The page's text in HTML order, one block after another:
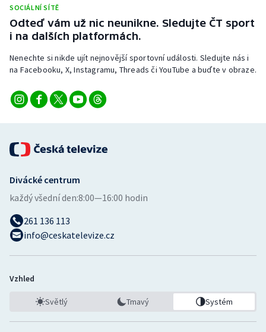
SOCIÁLNÍ SÍTĚ
Odteď vám už nic neunikne. Sledujte ČT sport
i na dalších platformách.
Nenechte si nikde ujít nejnovější sportovní události. Sledujte nás i
na Facebooku, X, Instagramu, Threads či YouTube a buďte v obraze.
Divácké centrum
každý všední den:8:00—16:00 hodin
261 136 113
info@ceskatelevize.cz
Vzhled
Světlý Tmavý Systém